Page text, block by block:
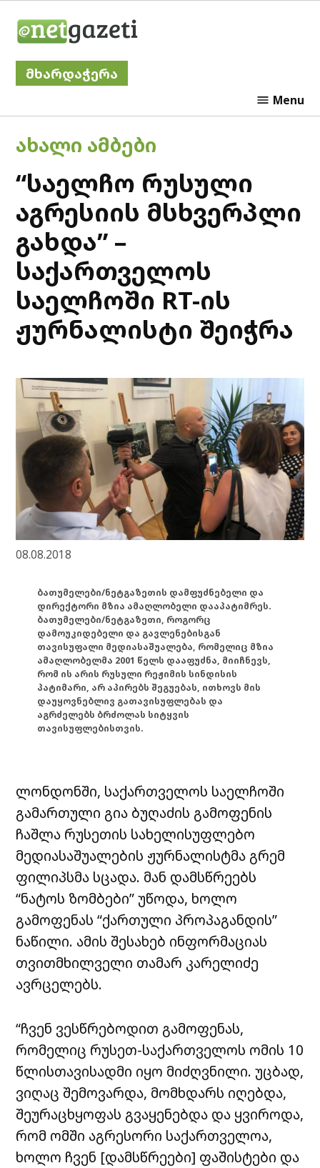
მხარდაჭერა
Menu
POSTED
IN
ᲐᲮᲐᲚᲘ ᲐᲛᲑᲔᲑᲘ
“საელჩო რუსული
აგრესიის მსხვერპლი
გახდა” –
საქართველოს
საელჩოში RT-ის
ჟურნალისტი შეიჭრა
08.08.2018
ბათუმელები/ნეტგაზეთის დამფუძნებელი და
დირექტორი მზია ამაღლობელი დააპატიმრეს.
ბათუმელები/ნეტგაზეთი, როგორც
დამოუკიდებელი და გავლენებისგან
თავისუფალი მედიასაშუალება, რომელიც მზია
ამაღლობელმა 2001 წელს დააფუძნა, მიიჩნევს,
რომ ის არის რუსული რეჟიმის სინდისის
პატიმარი, არ აპირებს შეგუებას, ითხოვს მის
დაუყოვნებლივ გათავისუფლებას და
აგრძელებს ბრძოლას სიტყვის
თავისუფლებისთვის.
ლონდონში, საქართველოს საელჩოში
გამართული გია ბუღაძის გამოფენის
ჩაშლა რუსეთის სახელისუფლებო
მედიასაშუალების ჟურნალისტმა გრემ
ფილიპსმა სცადა. მან დამსწრეებს
“ნატოს ზომბები” უწოდა, ხოლო
გამოფენას “ქართული პროპაგანდის”
ნაწილი. ამის შესახებ ინფორმაციას
თვითმხილველი თამარ კარელიძე
ავრცელებს.
“ჩვენ ვესწრებოდით გამოფენას,
რომელიც რუსეთ-საქართველოს ომის 10
წლისთავისადმი იყო მიძღვნილი. უცბად,
ვიღაც შემოვარდა, მომხდარს იღებდა,
შეურაცხყოფას გვაყენებდა და ყვიროდა,
რომ ომში აგრესორი საქართველოა,
ხოლო ჩვენ [დამსწრეები] ფაშისტები და